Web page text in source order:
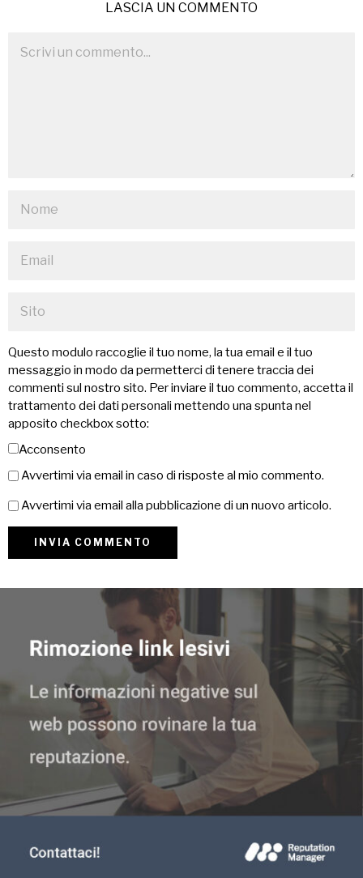
LASCIA UN COMMENTO
Questo modulo raccoglie il tuo nome, la tua email e il tuo
messaggio in modo da permetterci di tenere traccia dei
commenti sul nostro sito. Per inviare il tuo commento, accetta il
trattamento dei dati personali mettendo una spunta nel
apposito checkbox sotto:
Acconsento
Avvertimi via email in caso di risposte al mio commento.
Avvertimi via email alla pubblicazione di un nuovo articolo.